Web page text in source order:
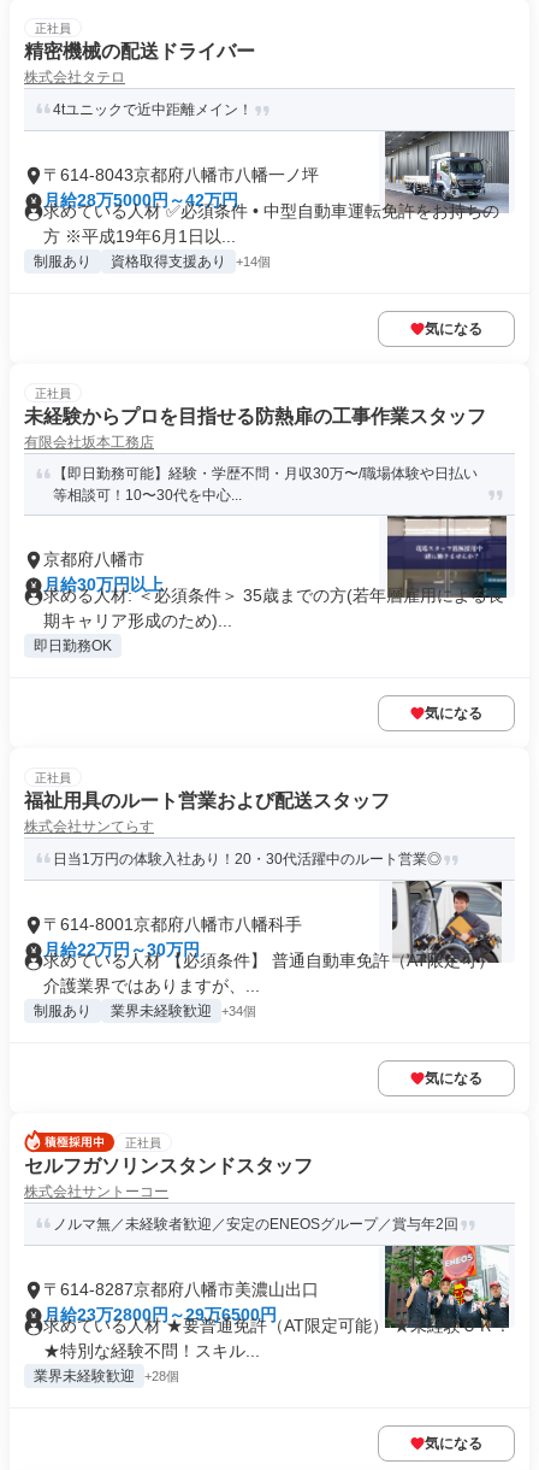
正社員
精密機械の配送ドライバー
株式会社タテロ
4tユニックで近中距離メイン！
〒614-8043京都府八幡市八幡一ノ坪
月給28万5000円～42万円
求めている人材 ✅必須条件 • 中型自動車運転免許をお持ちの
方 ※平成19年6月1日以...
制服あり 資格取得支援あり +14個
気になる
正社員
未経験からプロを目指せる防熱扉の工事作業スタッフ
有限会社坂本工務店
【即日勤務可能】経験・学歴不問・月収30万〜/職場体験や日払い
等相談可！10〜30代を中心...
京都府八幡市
月給30万円以上
求める人材: ＜必須条件＞ 35歳までの方(若年層雇用による長
期キャリア形成のため)...
即日勤務OK
気になる
正社員
福祉用具のルート営業および配送スタッフ
株式会社サンてらす
日当1万円の体験入社あり！20・30代活躍中のルート営業◎
〒614-8001京都府八幡市八幡科手
月給22万円～30万円
求めている人材 【必須条件】 普通自動車免許（AT限定可）
介護業界ではありますが、...
制服あり 業界未経験歓迎 +34個
気になる
正社員
セルフガソリンスタンドスタッフ
株式会社サントーコー
ノルマ無／未経験者歓迎／安定のENEOSグループ／賞与年2回
〒614-8287京都府八幡市美濃山出口
月給23万2800円～29万6500円
求めている人材 ★要普通免許（AT限定可能） ★未経験ＯＫ！
★特別な経験不問！スキル...
業界未経験歓迎 +28個
気になる